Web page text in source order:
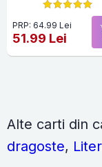
domnul
PRP: 64.99 Lei
51.99 Lei
Alte carti din
dragoste,